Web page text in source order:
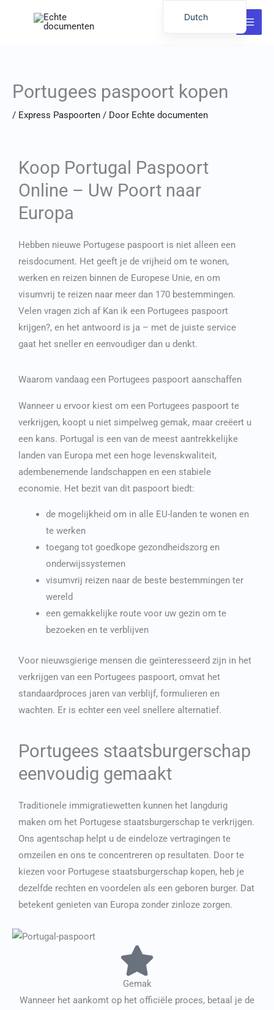
Portugees paspoort kopen
/ Express Paspoorten / Door Echte documenten
Koop Portugal Paspoort
Online – Uw Poort naar
Europa
Hebben nieuwe Portugese paspoort is niet alleen een
reisdocument. Het geeft je de vrijheid om te wonen,
werken en reizen binnen de Europese Unie, en om
visumvrij te reizen naar meer dan 170 bestemmingen.
Velen vragen zich af Kan ik een Portugees paspoort
krijgen?, en het antwoord is ja – met de juiste service
gaat het sneller en eenvoudiger dan u denkt.
Waarom vandaag een Portugees paspoort aanschaffen
Wanneer u ervoor kiest om een Portugees paspoort te
verkrijgen, koopt u niet simpelweg gemak, maar creëert u
een kans. Portugal is een van de meest aantrekkelijke
landen van Europa met een hoge levenskwaliteit,
adembenemende landschappen en een stabiele
economie. Het bezit van dit paspoort biedt:
de mogelijkheid om in alle EU-landen te wonen en
te werken
toegang tot goedkope gezondheidszorg en
onderwijssystemen
visumvrij reizen naar de beste bestemmingen ter
wereld
een gemakkelijke route voor uw gezin om te
bezoeken en te verblijven
Voor nieuwsgierige mensen die geïnteresseerd zijn in het
verkrijgen van een Portugees paspoort, omvat het
standaardproces jaren van verblijf, formulieren en
wachten. Er is echter een veel snellere alternatief.
Portugees staatsburgerschap
eenvoudig gemaakt
Traditionele immigratiewetten kunnen het langdurig
maken om het Portugese staatsburgerschap te verkrijgen.
Ons agentschap helpt u de eindeloze vertragingen te
omzeilen en ons te concentreren op resultaten. Door te
kiezen voor Portugese staatsburgerschap kopen, heb je
dezelfde rechten en voordelen als een geboren burger. Dat
betekent genieten van Europa zonder zinloze zorgen.
Gemak
Wanneer het aankomt op het officiële proces, betaal je de
Dutch
Latvian
Hungarian
Lithuanian
Chinese
French
Japanese
Bulgarian
Danish